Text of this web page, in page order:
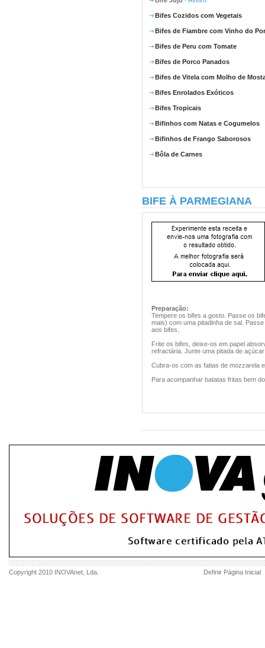
Bifes Cozidos com Vegetais
Bifes de Fiambre com Vinho do
Bifes de Peru com Tomate
Bifes de Porco Panados
Bifes de Vitela com Molho de
Bifes Enrolados Exóticos
Bifes Tropicais
Bifinhos com Natas e Cogumelos
Bifinhos de Frango Saborosos
Bôla de Carnes
BIFE À PARMEGIANA
Preparação:
Tempere os bifes a gosto. Passe os
mais) com uma pitadinha de sal.
aos bifes.
Frite os bifes, deixe-os em papel
refractária. Junte uma pitada de
Cubra-os com as fatias de mozzarela
Para acompanhar batatas fritas bem
Copyright 2010 INOVAnet , Lda. Definir Página Inicial